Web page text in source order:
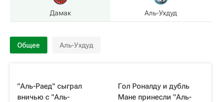
Дамак Аль-Ухдуд
Общее Аль-Ухдуд
"Аль-Раед" сыграл
вничью с "Аль-
Гол Роналду и дубль
Мане принесли "Аль-